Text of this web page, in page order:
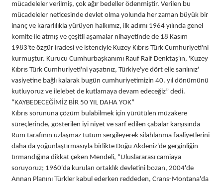
mücadeleler verilmiş, çok ağır bedeller ödenmiştir. Verilen bu
mücadeleler neticesinde devlet olma yolunda her zaman büyük bir
inanç ve kararlılıkla yürüyen halkımız, ilk adımı 1964 yılında genel
komite ile atmış ve çeşitli aşamalar nihayetinde de 18 Kasım
1983'te özgür iradesi ve istenciyle Kuzey Kıbrıs Türk Cumhuriyeti'ni
kurmuştur. Kurucu Cumhurbaşkanımı Rauf Raif Denktaş'ın, 'Kuzey
Kıbrıs Türk Cumhuriyeti'ni yaşatınız, Türkiye'ye dört elle sarılınız'
vasiyetine bağlı kalarak bugün cumhuriyetimizin 40. yıl dönümünü
kutluyoruz ve ilelebet de kutlamaya devam edeceğiz” dedi.
“KAYBEDECEĞİMİZ BİR 50 YIL DAHA YOK”
Kıbrıs sorununa çözüm bulabilmek için yürütülen müzakere
süreçlerinde, gösterilen iyi niyet ve sarf edilen çabalar karşısında
Rum tarafının uzlaşmaz tutum sergileyerek silahlanma faaliyetlerini
daha da yoğunlaştırmasıyla birlikte Doğu Akdeniz'de gerginliğin
tırmandığına dikkat çeken Mendeli, “Uluslararası camiaya
soruyoruz; 1960'da kurulan ortaklık devletini bozan, 2004'de
Annan Planını Türkler kabul ederken reddeden, Crans-Montana'da